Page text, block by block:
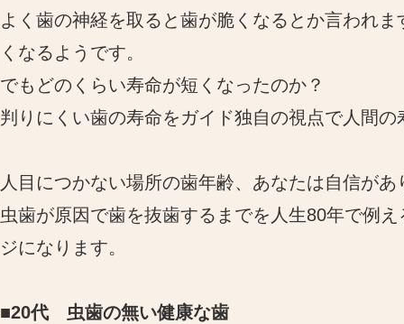
よく歯の神経を取ると歯が脆くなるとか言われ
くなるようです。
でもどのくらい寿命が短くなったのか？
判りにくい歯の寿命をガイド独自の視点で人間の
人目につかない場所の歯年齢、あなたは自信があ
虫歯が原因で歯を抜歯するまでを人生80年で例
ジになります。
■20代 虫歯の無い健康な歯